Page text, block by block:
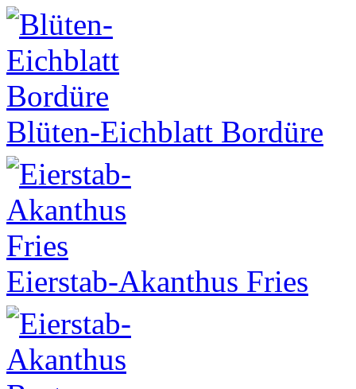
Blüten-Eichblatt Bordüre
Eierstab-Akanthus Fries